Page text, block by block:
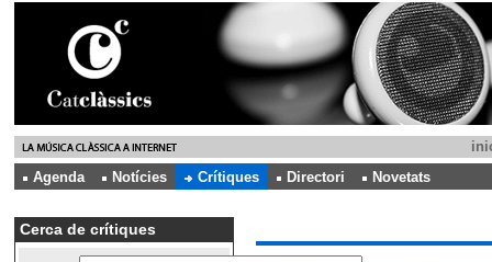
Agenda
Notícies Crítiques Directori Novetats
Cerca de crítiques